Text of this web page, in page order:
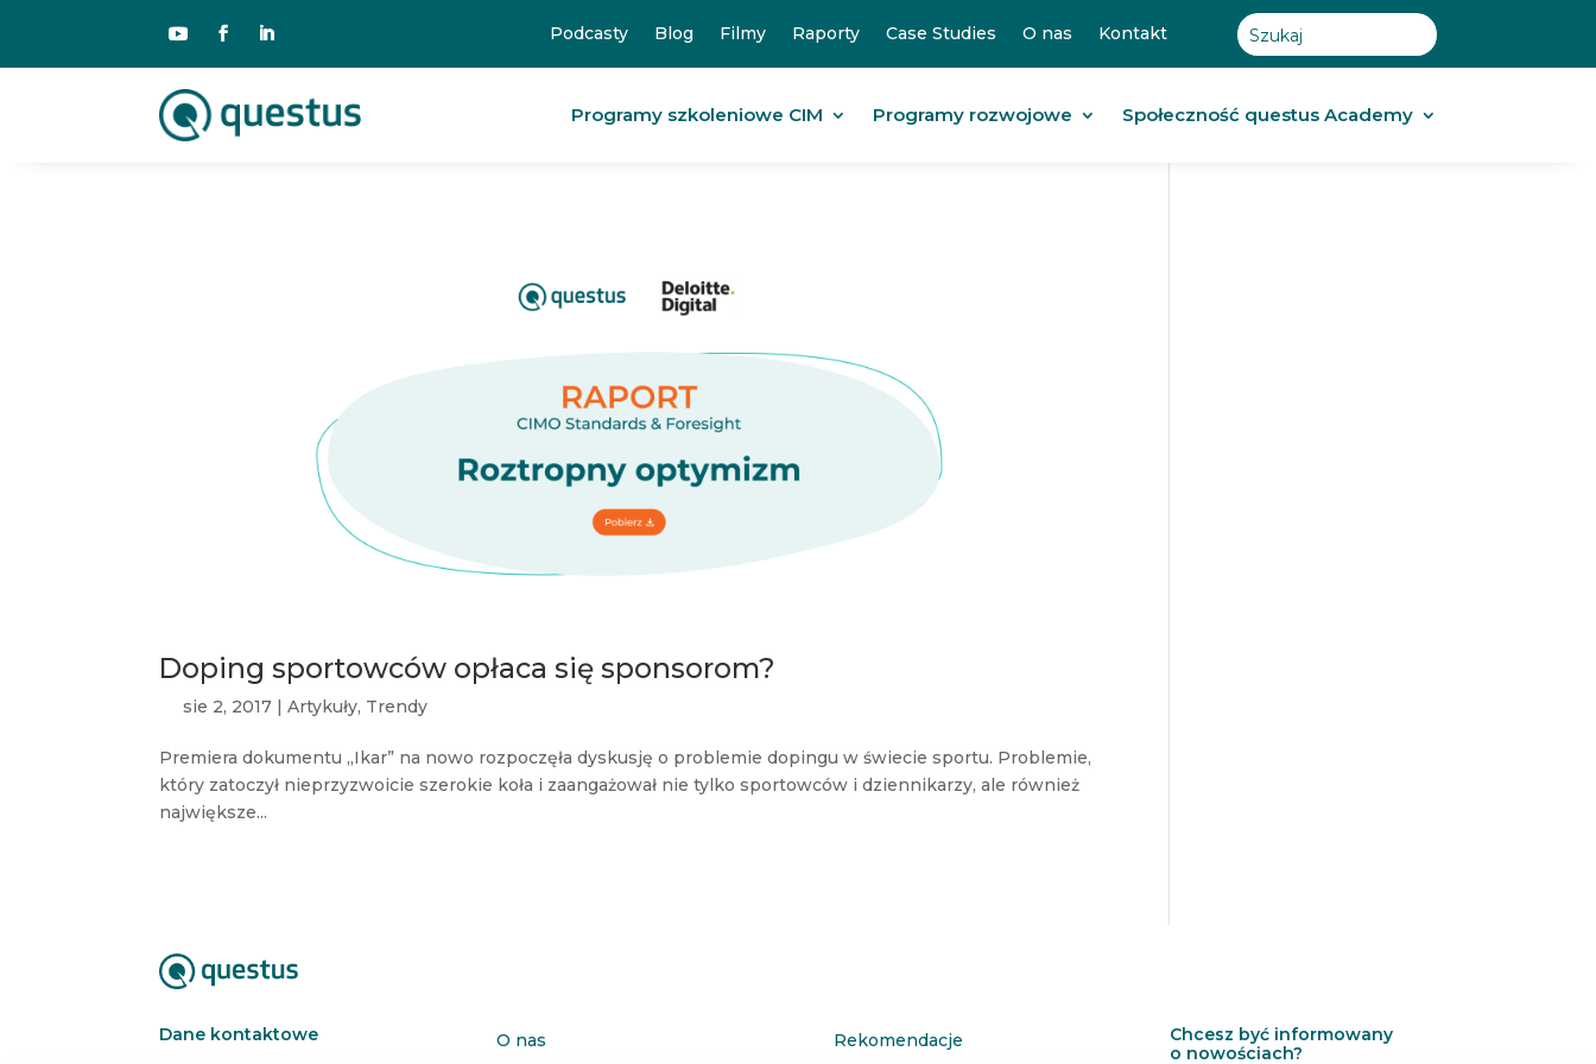
Podcasty Blog Filmy Raporty Case Studies O nas Kontakt
Programy szkoleniowe CIM Programy rozwojowe Społeczność questus Academy
Doping sportowców opłaca się sponsorom?
sie 2, 2017 |Artykuły, Trendy
Premiera dokumentu „Ikar” na nowo rozpoczęła dyskusję o problemie dopingu w świecie sportu. Problemie,
który zatoczył nieprzyzwoicie szerokie koła i zaangażował nie tylko sportowców i dziennikarzy, ale również
największe...
Dane kontaktowe O nas Rekomendacje
Chcesz być informowany
o nowościach?